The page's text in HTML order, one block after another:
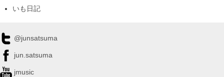
いも日記
@junsatsuma
jun.satsuma
jmusic